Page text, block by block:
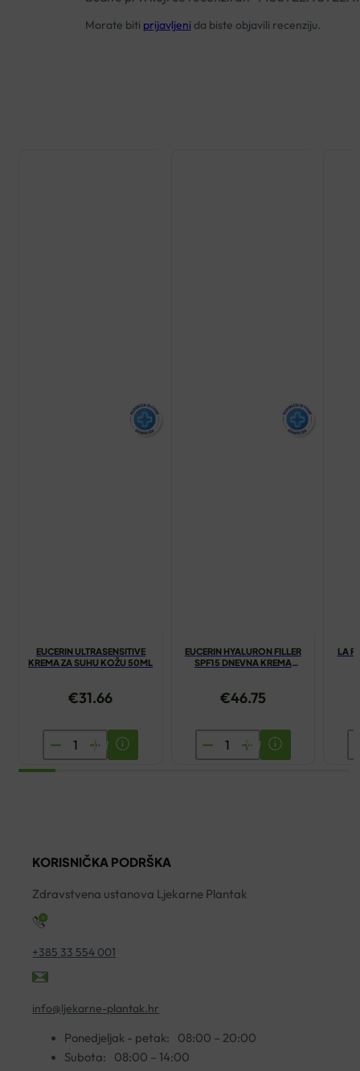
Morate biti prijavljeni da biste objavili recenziju.
EUCERIN ULTRASENSITIVE
KREMA ZA SUHU KOŽU 50ML
€31.66
EUCERIN
ULTRASENSITIVE
50ML
količina
EUCERIN HYALURON FILLER
SPF15 DNEVNA KREMA
€46.75
EUCERIN
HYALURON
MJEŠOVITA
LA
KORISNIČKA PODRŠKA
Zdravstvena ustanova Ljekarne Plantak
+385 33 554 001
info@ljekarne-plantak.hr
Ponedjeljak - petak:
08:00 – 20:00
Subota:
08:00 – 14:00